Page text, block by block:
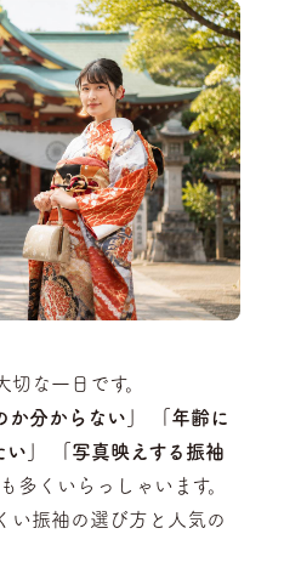
な一日です。
か分からない」 「年齢に
い」 「写真映えする振袖
多くいらっしゃいます。
い振袖の選び方と人気の